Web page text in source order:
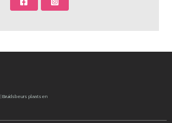
|Bruidsbeurs plaatsen